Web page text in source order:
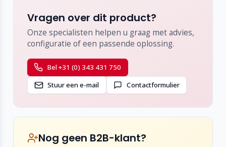
Vragen over dit product?
Onze specialisten helpen u graag met advies,
configuratie of een passende oplossing.
Bel +31 (0) 343 431 750
Stuur een e-mail
Contactformulier
Nog geen B2B-klant?